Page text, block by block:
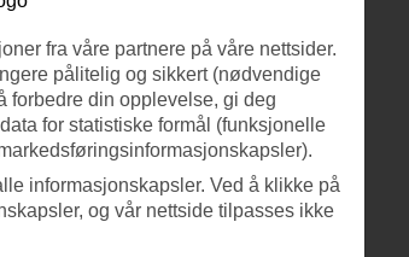
fra våre partnere på våre nettsider.
pålitelig og sikkert (nødvendige
forbedre din opplevelse, gi deg
for statistiske formål (funksjonelle
informasjonskapsler. Ved å klikke på
og vår nettside tilpasses ikke